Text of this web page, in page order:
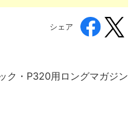
シェア
ク・P320用ロングマガジン